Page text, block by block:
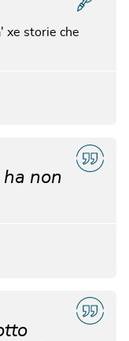
xe storie che
non